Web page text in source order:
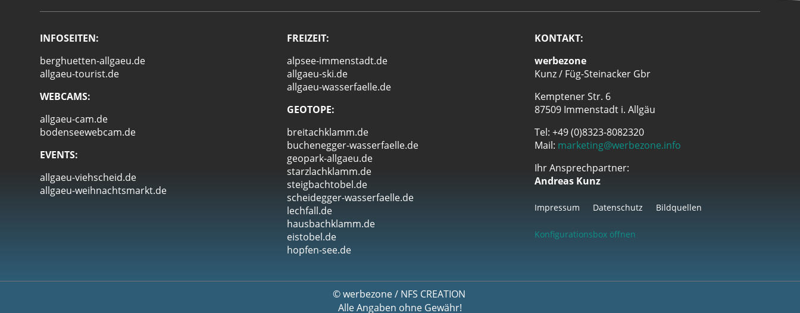
INFOSEITEN:
berghuetten-allgaeu.de
allgaeu-tourist.de
WEBCAMS:
allgaeu-cam.de
bodenseewebcam.de
EVENTS:
allgaeu-viehscheid.de
allgaeu-weihnachtsmarkt.de
FREIZEIT:
alpsee-immenstadt.de
allgaeu-ski.de
allgaeu-wasserfaelle.de
GEOTOPE:
breitachklamm.de
buchenegger-wasserfaelle.de
geopark-allgaeu.de
starzlachklamm.de
steigbachtobel.de
scheidegger-wasserfaelle.de
lechfall.de
hausbachklamm.de
eistobel.de
hopfen-see.de
KONTAKT:
werbezone
Kunz / Füg-Steinacker Gbr
Kemptener Str. 6
87509 Immenstadt i. Allgäu
Tel: +49 (0)8323-8082320
Mail: marketing@werbezone.info
Ihr Ansprechpartner:
Andreas Kunz
Impressum Datenschutz Bildquellen
Konfigurationsbox öffnen
©werbezone/ NFS CREATION
Alle Angaben ohne Gewähr!